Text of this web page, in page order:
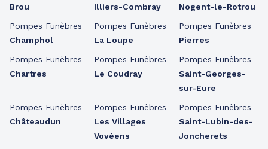
Brou
Pompes Funèbres
Champhol
Pompes Funèbres
Chartres
Pompes Funèbres
Châteaudun
Illiers-Combray
Pompes Funèbres
La Loupe
Pompes Funèbres
Le Coudray
Pompes Funèbres
Les Villages
Vovéens
Nogent-le-Rotrou
Pompes Funèbres
Pierres
Pompes Funèbres
Saint-Georges-
sur-Eure
Pompes Funèbres
Saint-Lubin-des-
Joncherets